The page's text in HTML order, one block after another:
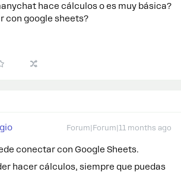
hace cálculos o es muy básica?
con google sheets?
Forum|Forum|11 months ago
conectar con Google Sheets.
hacer cálculos, siempre que puedas